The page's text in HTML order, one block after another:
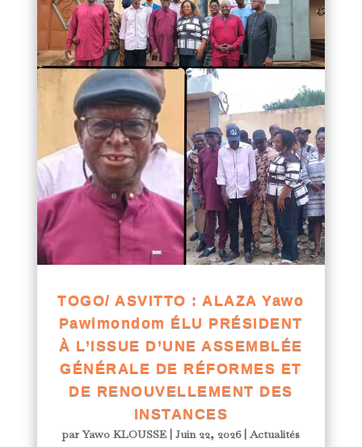
TOGO/ ASVITTO : ALAZA Yawo
Pawimondom ÉLU PRÉSIDENT
À L’ISSUE D’UNE ASSEMBLÉE
GÉNÉRALE DE RÉFORMES ET
DE RENOUVELLEMENT DES
INSTANCES
parYawo KLOUSSE |Juin 22, 2026| Actualités